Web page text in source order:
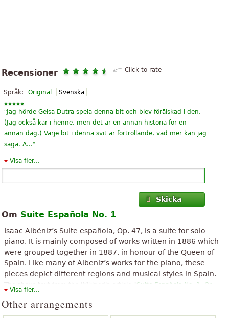
Recensioner Click to rate
Språk: Original Svenska
” Jag hörde Geisa Dutra spela denna bit och blev förälskad i den.
(Jag också kär i henne, men det är en annan historia för en
annan dag.) Varje bit i denna svit är förtrollande, vad mer kan jag
säga. A...”
” Mycket vackert arbete!
Vacker! Jag förlorade notblad i år. Nu kan jag spela det. Tack så
mycket!”
”Bra, men jag skulle hitta samma poäng med marken på
spanska”
”Vackra verk! Webbplatsen är lätt att komma åt och hämta.
Grattis!
”En av skönheter i spansk klassisk musik av Albéniz.
Visa fler...
Skicka
Om Suite Española No. 1
Isaac Albéniz’s Suite española, Op. 47, is a suite for solo
piano. It is mainly composed of works written in 1886 which
were grouped together in 1887, in honour of the Queen of
Spain. Like many of Albeniz’s works for the piano, these
pieces depict different regions and musical styles in Spain.
The above text from the Wikipedia article " Suite Española No. 1, Op.
Visa fler...
Other arrangements